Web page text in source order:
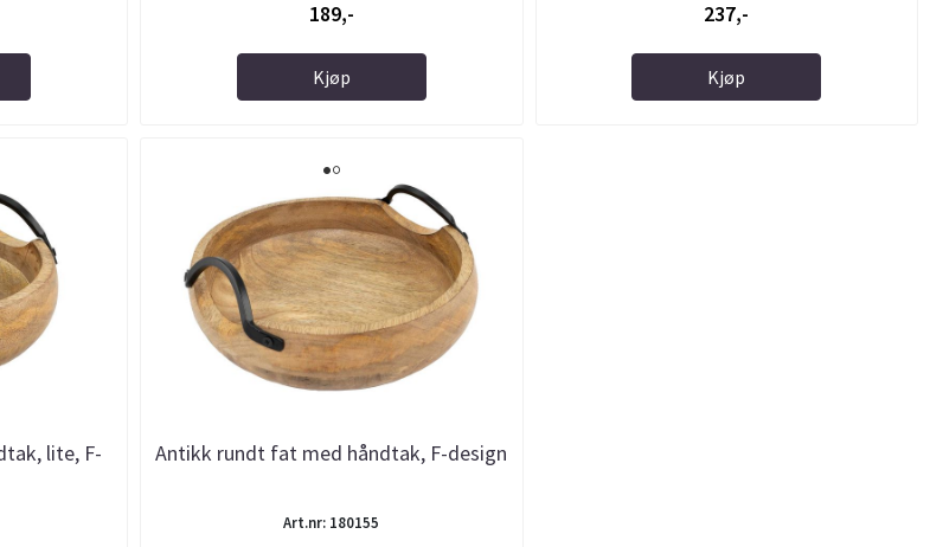
189,-
Kjøp
237,-
Kjøp
lite, F-
Antikk rundt fat med håndtak, F-design
Art.nr: 180155